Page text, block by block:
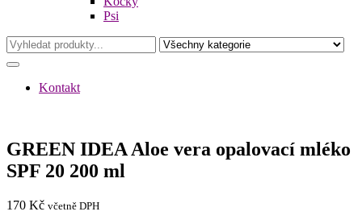
Psi
Kontakt
GREEN IDEA Aloe vera opalovací mléko
SPF 20 200 ml
170 Kč včetně DPH